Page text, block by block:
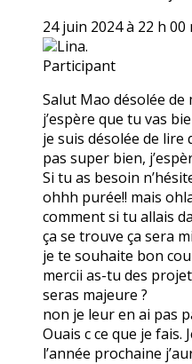
24 juin 2024 à 22 h 00
Lina.
Participant
Salut Mao désolée
j’espère que tu vas
je suis désolée de lire
pas super bien,
Si tu as besoin
ohhh purée!! mais
comment si tu allais
ça se trouve ça sera
je te souhaite bon
mercii as-tu des
seras majeure ?
non je leur en ai pas
Ouais c ce que je
l’année prochaine